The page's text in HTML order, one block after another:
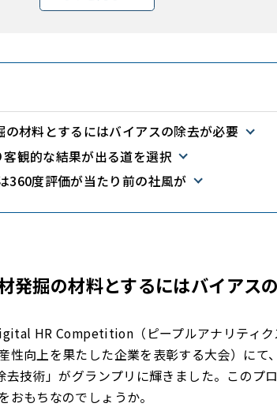
材料とするにはバイアスの除去が必要
観的な結果が出る道を選択
360度評価が当たり前の社風が
発掘の材料とするにはバイアス
HR Competition（ピープルアナリティク
性向上を果たした企業を表彰する大会）にて
去技術」がグランプリに輝きました。このプ
おもちなのでしょうか。